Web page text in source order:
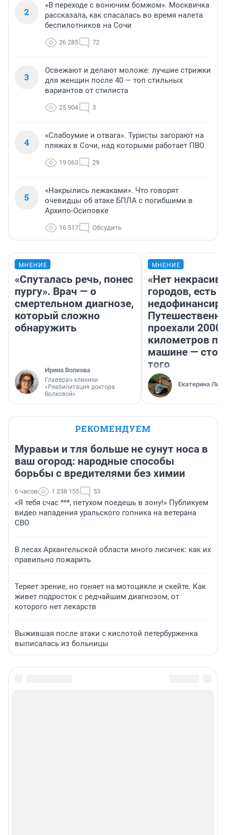
2
«В переходе с вонючим бомжом». Москвичка
рассказала, как спасалась во время налета
беспилотников на Сочи
26 285 72
3
Освежают и делают моложе: лучшие стрижки
для женщин после 40 — топ стильных
вариантов от стилиста
25 904 3
4
«Слабоумие и отвага». Туристы загорают на
пляжах в Сочи, над которыми работает ПВО
19 063 29
5
«Накрылись лежаками». Что говорят
очевидцы об атаке БПЛА с погибшими в
Архипо-Осиповке
16 517 Обсудить
МНЕНИЕ
«Спуталась речь, понес
пургу». Врач — о
смертельном диагнозе,
который сложно
обнаружить
Ирина Волкова
Главврач клиники
«Реабилитация доктора
Волковой»
МНЕНИЕ
«Нет
городов, есть
проехали 2000
километров по
машине —
того
Екатерина
РЕКОМЕНДУЕМ
Муравьи и тля больше не сунут носа в
ваш огород: народные способы
борьбы с вредителями без химии
6 часов 1 238 155 53
«Я тебя счас ***, петухом поедешь в зону!» Публикуем
видео нападения уральского гопника на ветерана
СВО
В лесах Архангельской области много лисичек: как их
правильно пожарить
Теряет зрение, но гоняет на мотоцикле и скейте. Как
живет подросток с редчайшим диагнозом, от
которого нет лекарств
Выжившая после атаки с кислотой петербурженка
выписалась из больницы